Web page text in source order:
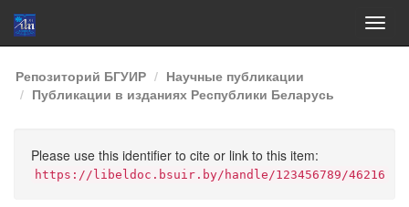
Skip
navigation
Репозиторий БГУИР
Научные публикации
Публикации в изданиях Республики Беларусь
Please use this identifier to cite or link to this item:
https://libeldoc.bsuir.by/handle/123456789/46216